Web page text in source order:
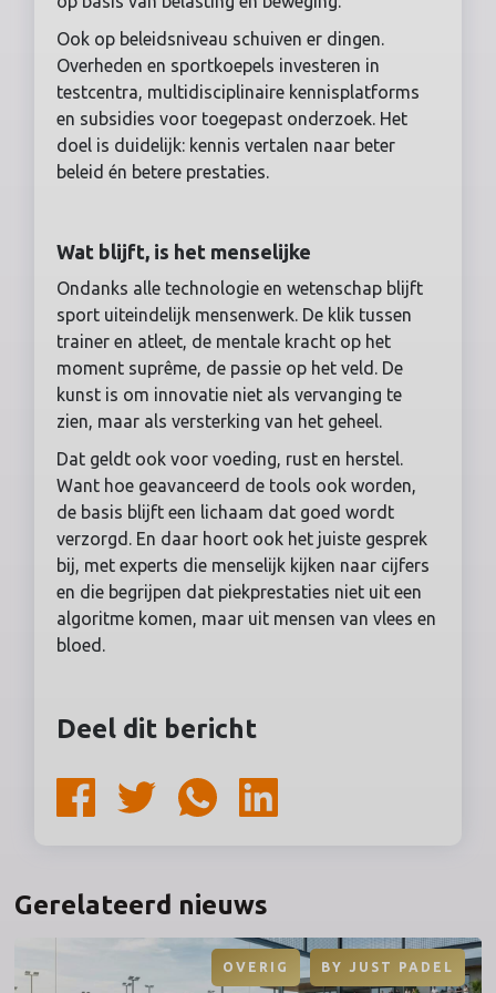
Ook op beleidsniveau schuiven er dingen.
Overheden en sportkoepels investeren in
testcentra, multidisciplinaire kennisplatforms
en subsidies voor toegepast onderzoek. Het
doel is duidelijk: kennis vertalen naar beter
beleid én betere prestaties.
Wat blijft, is het menselijke
Ondanks alle technologie en wetenschap blijft
sport uiteindelijk mensenwerk. De klik tussen
trainer en atleet, de mentale kracht op het
moment suprême, de passie op het veld. De
kunst is om innovatie niet als vervanging te
zien, maar als versterking van het geheel.
Dat geldt ook voor voeding, rust en herstel.
Want hoe geavanceerd de tools ook worden,
de basis blijft een lichaam dat goed wordt
verzorgd. En daar hoort ook het juiste gesprek
bij, met experts die menselijk kijken naar cijfers
en die begrijpen dat piekprestaties niet uit een
algoritme komen, maar uit mensen van vlees en
bloed.
Deel dit bericht
Gerelateerd nieuws
OVERIG BY JUST PADEL